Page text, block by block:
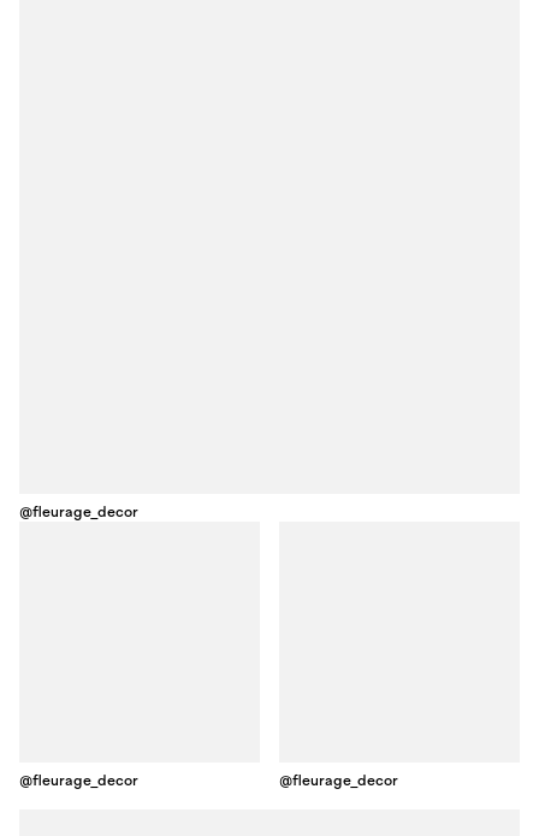
@fleurage_decor
@fleurage_decor @fleurage_decor